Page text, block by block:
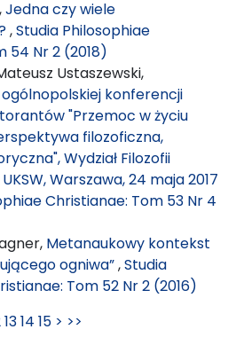
Jedna czy wiele
,Studia Philosophiae
54 Nr 2 (2018)
Ustaszewski,
konferencji
"Przemoc w życiu
filozoficzna,
Wydział Filozofii
Warszawa, 24 maja 2017
Christianae: Tom 53 Nr 4
Metanaukowy kontekst
ogniwa”,Studia
Tom 52 Nr 2 (2016)
1314 15 > >>